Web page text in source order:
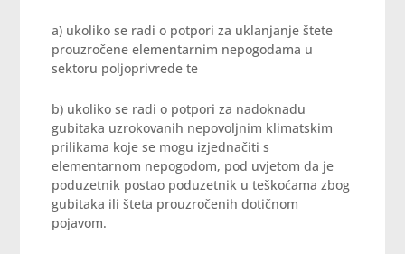
a) ukoliko se radi o potpori za uklanjanje štete
prouzročene elementarnim nepogodama u
sektoru poljoprivrede te
b) ukoliko se radi o potpori za nadoknadu
gubitaka uzrokovanih nepovoljnim klimatskim
prilikama koje se mogu izjednačiti s
elementarnom nepogodom, pod uvjetom da je
poduzetnik postao poduzetnik u teškoćama zbog
gubitaka ili šteta prouzročenih dotičnom
pojavom.